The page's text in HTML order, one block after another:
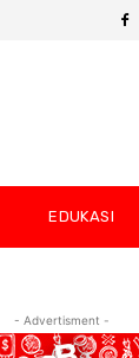
EDUKASI
- Advertisment -